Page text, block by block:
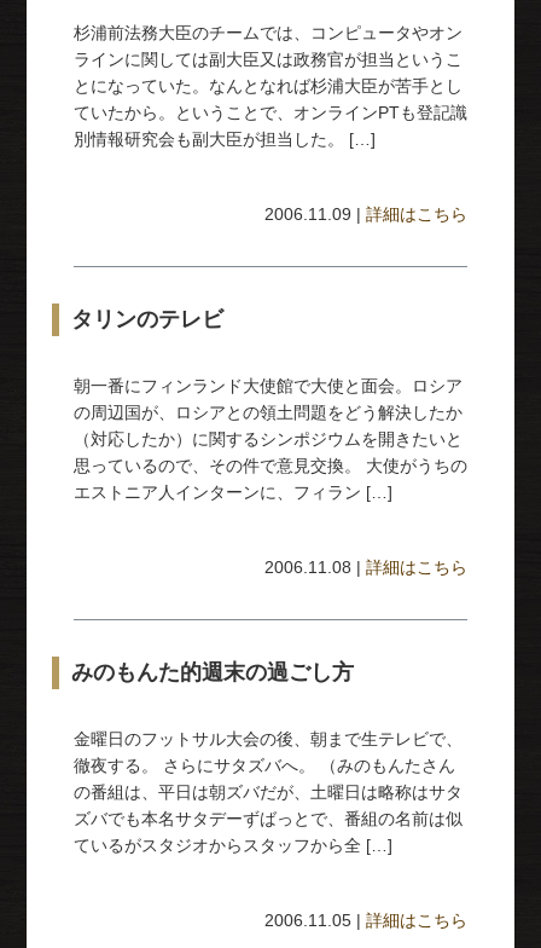
杉浦前法務大臣のチームでは、コンピュータやオン
ラインに関しては副大臣又は政務官が担当というこ
とになっていた。なんとなれば杉浦大臣が苦手とし
ていたから。ということで、オンラインPTも登記識
別情報研究会も副大臣が担当した。 […]
2006.11.09 |詳細はこちら
タリンのテレビ
朝一番にフィンランド大使館で大使と面会。ロシア
の周辺国が、ロシアとの領土問題をどう解決したか
（対応したか）に関するシンポジウムを開きたいと
思っているので、その件で意見交換。 大使がうちの
エストニア人インターンに、フィラン […]
2006.11.08 |詳細はこちら
みのもんた的週末の過ごし方
金曜日のフットサル大会の後、朝まで生テレビで、
徹夜する。 さらにサタズバへ。 （みのもんたさん
の番組は、平日は朝ズバだが、土曜日は略称はサタ
ズバでも本名サタデーずばっとで、番組の名前は似
ているがスタジオからスタッフから全 […]
2006.11.05 |詳細はこちら